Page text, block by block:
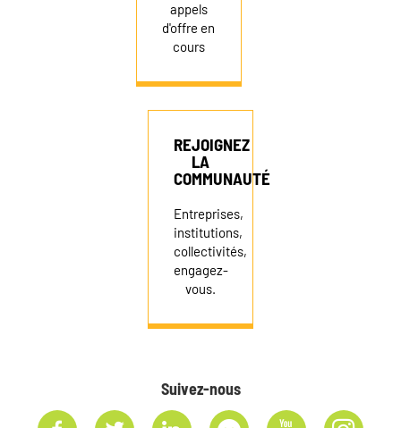
appels
d'offre en
cours
REJOIGNEZ
LA
COMMUNAUTÉ
Entreprises,
institutions,
collectivités,
engagez-
vous.
Suivez-nous